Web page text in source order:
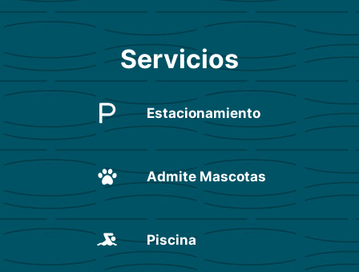
Servicios
Estacionamiento
Admite Mascotas
Piscina